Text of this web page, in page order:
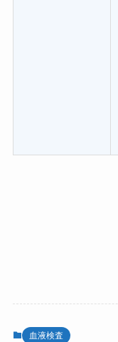
血液検査